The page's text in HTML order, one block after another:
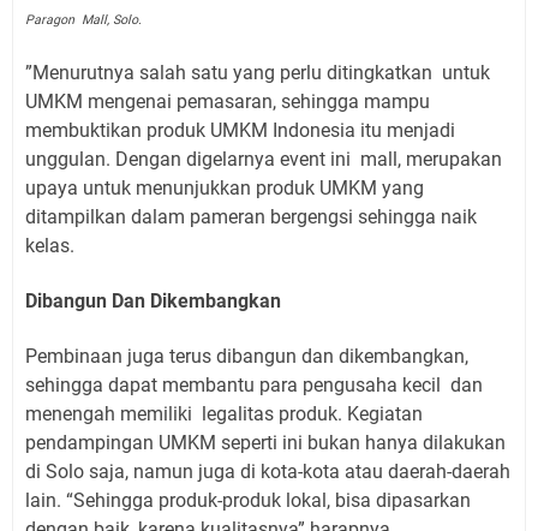
Paragon Mall, Solo.
”Menurutnya salah satu yang perlu ditingkatkan untuk
UMKM mengenai pemasaran, sehingga mampu
membuktikan produk UMKM Indonesia itu menjadi
unggulan. Dengan digelarnya event ini mall, merupakan
upaya untuk menunjukkan produk UMKM yang
ditampilkan dalam pameran bergengsi sehingga naik
kelas.
Dibangun Dan Dikembangkan
Pembinaan juga terus dibangun dan dikembangkan,
sehingga dapat membantu para pengusaha kecil dan
menengah memiliki legalitas produk. Kegiatan
pendampingan UMKM seperti ini bukan hanya dilakukan
di Solo saja, namun juga di kota-kota atau daerah-daerah
lain. “Sehingga produk-produk lokal, bisa dipasarkan